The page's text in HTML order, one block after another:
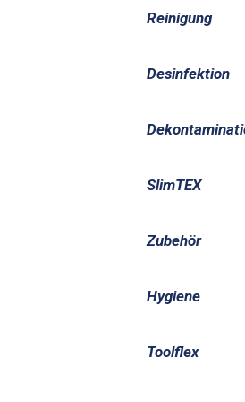
Reinigung
Desinfektion
SlimTEX
Zubehör
Hygiene
Toolflex